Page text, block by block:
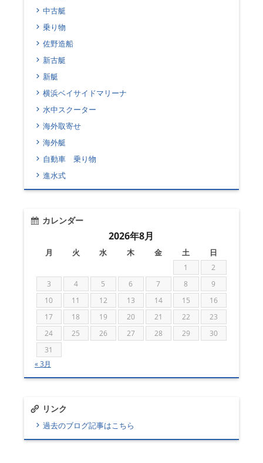
中古艇
乗り物
佐野造船
新古艇
新艇
横浜ベイサイドマリーナ
水中スクーター
海外取寄せ
海外艇
自動車 乗り物
進水式
カレンダー
2026年8月
月 火 水 木 金 土 日
1
2
3
4 5 6 7 8
9
10
11 12 13 14 15
16
17
18 19 20 21 22
23
24
25 26 27 28 29
30
31
« 3月
リンク
過去のブログ記事はこちら